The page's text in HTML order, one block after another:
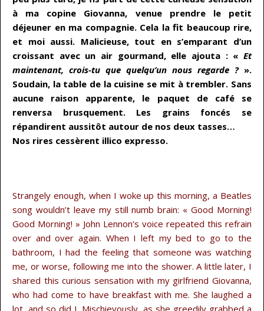
à ma copine Giovanna, venue prendre le petit
déjeuner en ma compagnie. Cela la fit beaucoup rire,
et moi aussi. Malicieuse, tout en s’emparant d’un
croissant avec un air gourmand, elle ajouta : « Et
maintenant, crois-tu que quelqu’un nous regarde ? ».
Soudain, la table de la cuisine se mit à trembler. Sans
aucune raison apparente, le paquet de café se
renversa brusquement. Les grains foncés se
répandirent aussitôt autour de nos deux tasses…
Nos rires cessèrent illico expresso.
Strangely enough, when I woke up this morning, a Beatles
song wouldn’t leave my still numb brain: « Good Morning!
Good Morning! » John Lennon’s voice repeated this refrain
over and over again. When I left my bed to go to the
bathroom, I had the feeling that someone was watching
me, or worse, following me into the shower. A little later, I
shared this curious sensation with my girlfriend Giovanna,
who had come to have breakfast with me. She laughed a
lot, and so did I. Mischievously, as she greedily grabbed a